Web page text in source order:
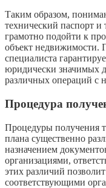
Таким образом,
технический паспорт и
грамотно подойти к
объект недвижимости.
специалиста
юридически значимых
различных операций с
Процедура
Процедуры получения
плана существенно
назначением
организациями,
этих различий
соответствующими